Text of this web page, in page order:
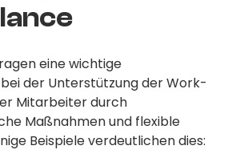
eine wichtige
der Unterstützung der Work-
Mitarbeiter durch
Maßnahmen und flexible
Beispiele verdeutlichen dies: